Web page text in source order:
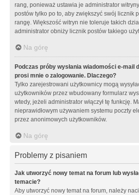
rang, ponieważ ustawia je administrator
postów tylko po to, aby zwiększyć swój licznik
rangę. Większość witryn nie toleruje takich
administrator obniży licznik postów takiego
Na górę
Podczas próby wysłania wiadomości e-mail
prosi mnie o zalogowanie. Dlaczego?
Tylko zarejestrowani użytkownicy mogą
użytkowników przez wbudowany formularz
wtedy, jeżeli administrator włączył tę funkcję.
nieprawidłowym używaniem systemu poczty
przez anonimowych użytkowników.
Na górę
Problemy z pisaniem
Jak utworzyć nowy temat na forum lub
temacie?
Aby utworzyć nowy temat na forum, należy